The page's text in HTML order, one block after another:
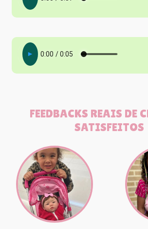
FEEDBACKS REAIS DE
SATISFEITOS